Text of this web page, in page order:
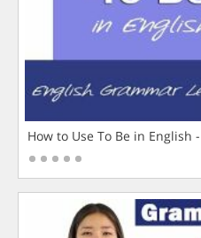
How to Use To Be in English